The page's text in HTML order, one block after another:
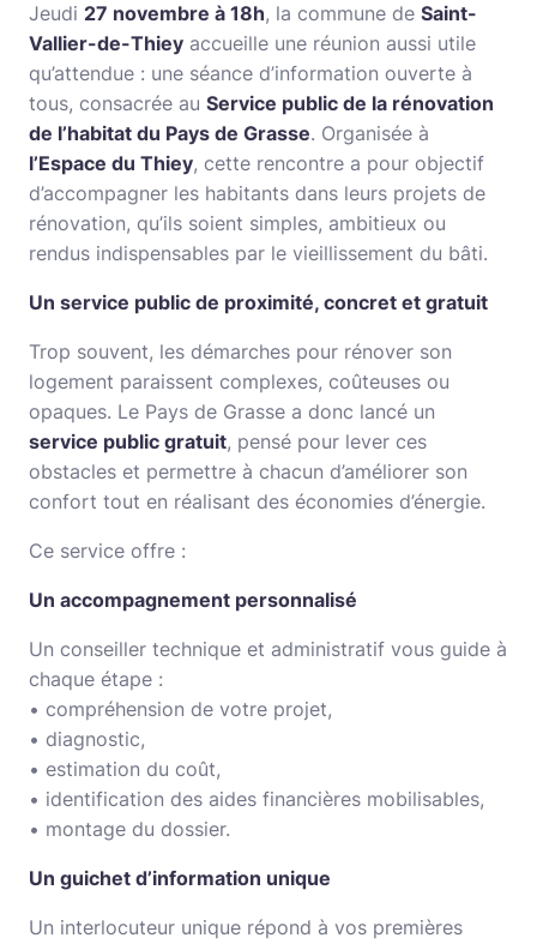
Jeudi 27 novembre à 18h, la commune de Saint-
Vallier-de-Thiey accueille une réunion aussi utile
qu’attendue : une séance d’information ouverte à
tous, consacrée au Service public de la rénovation
de l’habitat du Pays de Grasse. Organisée à
l’Espace du Thiey, cette rencontre a pour objectif
d’accompagner les habitants dans leurs projets de
rénovation, qu’ils soient simples, ambitieux ou
rendus indispensables par le vieillissement du bâti.
Un service public de proximité, concret et gratuit
Trop souvent, les démarches pour rénover son
logement paraissent complexes, coûteuses ou
opaques. Le Pays de Grasse a donc lancé un
service public gratuit, pensé pour lever ces
obstacles et permettre à chacun d’améliorer son
confort tout en réalisant des économies d’énergie.
Ce service offre :
Un accompagnement personnalisé
Un conseiller technique et administratif vous guide à
chaque étape :
• compréhension de votre projet,
• diagnostic,
• estimation du coût,
• identification des aides financières mobilisables,
• montage du dossier.
Un guichet d’information unique
Un interlocuteur unique répond à vos premières